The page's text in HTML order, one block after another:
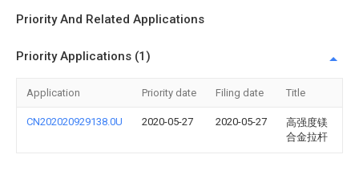
Priority And Related Applications
Priority Applications (1)
Application Priority date Filing date Title
CN202020929138.0U 2020-05-27 2020-05-27
高强度镁
合金拉杆